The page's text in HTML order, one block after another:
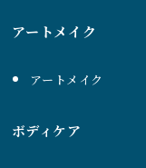
アートメイク
アートメイク
ボディケア